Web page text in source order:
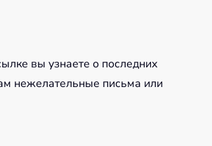
вы узнаете о последних
нежелательные письма или